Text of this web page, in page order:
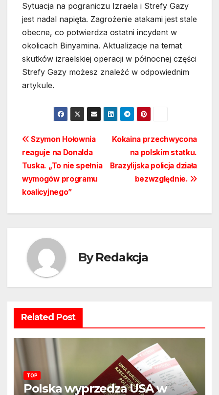
Sytuacja na pograniczu Izraela i Strefy Gazy
jest nadal napięta. Zagrożenie atakami jest stale
obecne, co potwierdza ostatni incydent w
okolicach Binyamina. Aktualizacje na temat
skutków izraelskiej operacji w północnej części
Strefy Gazy możesz znaleźć w odpowiednim
artykule.
Nawigacja
wpisu
Kokaina przechwycona
na polskim statku.
Brazylijska policja działa
bezwzględnie.
Szymon Hołownia
reaguje na Donalda
Tuska. „To nie spełnia
wymogów programu
koalicyjnego”
ByRedakcja
Related Post
TOP
Polska wyprzedza USA w